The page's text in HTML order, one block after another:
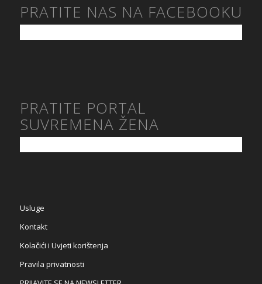
PRATITE NAS NA FACEBOOKU
PRATITE PORTAL
SUVREMENA ŽENA
Usluge
Kontakt
Kolačići i Uvjeti korištenja
Pravila privatnosti